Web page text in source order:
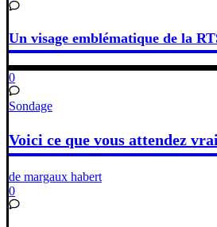
Un visage emblématique de la
0
Sondage
Voici ce que vous attendez
de margaux habert
0